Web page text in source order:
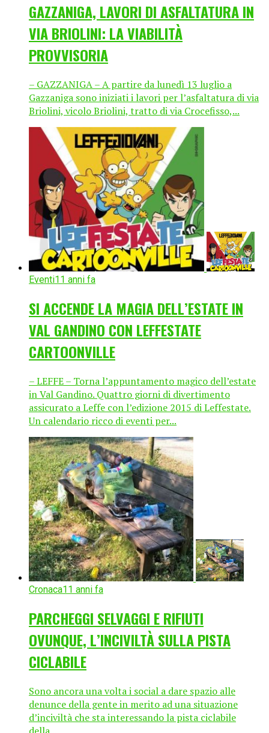
GAZZANIGA, LAVORI DI ASFALTATURA IN
VIA BRIOLINI: LA VIABILITÀ
PROVVISORIA
– GAZZANIGA – A partire da lunedì 13 luglio a
Gazzaniga sono iniziati i lavori per l’asfaltatura di via
Briolini, vicolo Briolini, tratto di via Crocefisso,...
Eventi11 anni fa
SI ACCENDE LA MAGIA DELL’ESTATE IN
VAL GANDINO CON LEFFESTATE
CARTOONVILLE
– LEFFE – Torna l’appuntamento magico dell’estate
in Val Gandino. Quattro giorni di divertimento
assicurato a Leffe con l’edizione 2015 di Leffestate.
Un calendario ricco di eventi per...
Cronaca11 anni fa
PARCHEGGI SELVAGGI E RIFIUTI
OVUNQUE, L’INCIVILTÀ SULLA PISTA
CICLABILE
Sono ancora una volta i social a dare spazio alle
denunce della gente in merito ad una situazione
d’inciviltà che sta interessando la pista ciclabile
della...